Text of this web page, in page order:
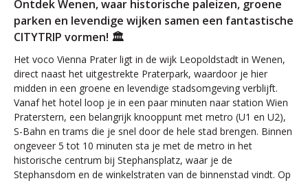
Ontdek Wenen, waar historische paleizen, groene
parken en levendige wijken samen een fantastische
CITYTRIP vormen! 🏛️
Het voco Vienna Prater ligt in de wijk Leopoldstadt in Wenen,
direct naast het uitgestrekte Praterpark, waardoor je hier
midden in een groene en levendige stadsomgeving verblijft.
Vanaf het hotel loop je in een paar minuten naar station Wien
Praterstern, een belangrijk knooppunt met metro (U1 en U2),
S-Bahn en trams die je snel door de hele stad brengen. Binnen
ongeveer 5 tot 10 minuten sta je met de metro in het
historische centrum bij Stephansplatz, waar je de
Stephansdom en de winkelstraten van de binnenstad vindt. Op